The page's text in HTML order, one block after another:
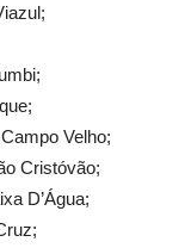
Velho;
Cristóvão;
D’Água;